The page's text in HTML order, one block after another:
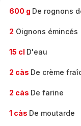
600 g De rognons
2 Oignons émincés
15 cl D'eau
2 càs De crème
2 càs De farine
1 càs De moutarde